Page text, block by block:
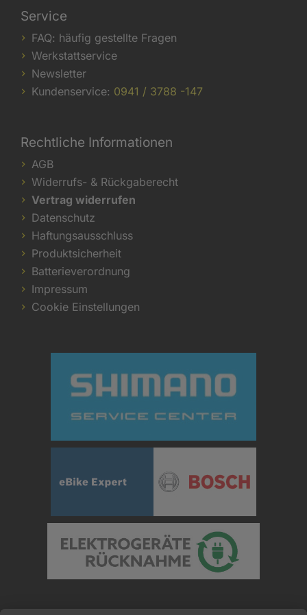
Service
FAQ: häufig gestellte Fragen
Werkstattservice
Newsletter
Kundenservice: 0941 / 3788 -147
Rechtliche Informationen
AGB
Widerrufs- & Rückgaberecht
Vertrag widerrufen
Datenschutz
Haftungsausschluss
Produktsicherheit
Batterieverordnung
Impressum
Cookie Einstellungen